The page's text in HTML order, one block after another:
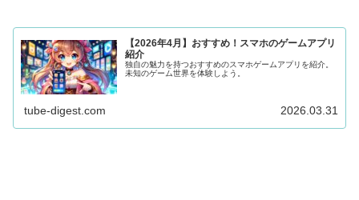
【2026年4月】おすすめ！スマホのゲームアプリ
紹介
独自の魅力を持つおすすめのスマホゲームアプリを紹介。
未知のゲーム世界を体験しよう。
tube-digest.com 2026.03.31